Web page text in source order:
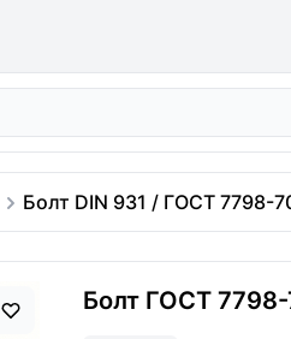
Болт DIN 931 / ГОСТ 7798-
Болт ГОСТ